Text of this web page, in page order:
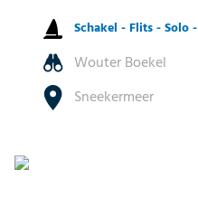
Schakel -Flits -Solo -
Wouter Boekel
Sneekermeer